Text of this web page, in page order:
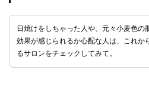
日焼けをしちゃった人や、元々小麦色の
効果が感じられるか心配な人は、これか
るサロンをチェックしてみて。